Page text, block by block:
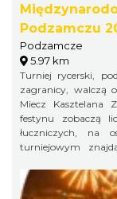
Podzamczu
Podzamcze
5.97 km
Turniej rycerski,
zagranicy, walczą
Miecz Kasztelana
festynu zobaczą
łuczniczych, na
turniejowym